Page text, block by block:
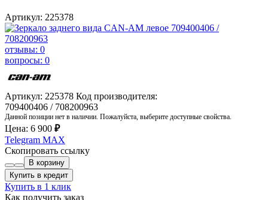
Артикул: 225378
отзывы: 0
вопросы: 0
Артикул: 225378 Код производителя:
709400406 / 708200963
Данной позиции нет в наличии. Пожалуйста, выберите доступные свойства.
Цена: 6 900 ₽
Telegram MAX
Скопировать ссылку
В корзину
Купить в кредит
Купить в 1 клик
Как получить заказ